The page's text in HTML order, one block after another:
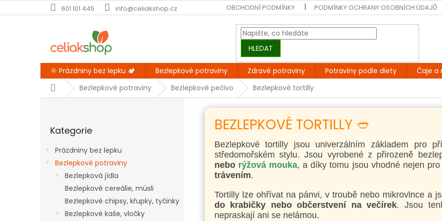
na
601 101 445 info@celiakshop.cz OBCHODNÍ PODMÍNKY PODMÍNKY OCHRANY OSOBNÍCH ÚDAJŮ
HLEDAT
🌞 Prázdniny bez lepku 🏕️ Bezlepkové potraviny Zdravé potraviny Potraviny podle diety Čaje a
DomůBezlepkové potraviny Bezlepkové pečivo Bezlepkové tortilly
kategorie
Kategorie
Prázdniny bez lepku
Bezlepkové potraviny
Bezlepková jídla
Bezlepkové cereálie, müsli
Bezlepkové chipsy, křupky, tyčinky
Bezlepkové kaše, vločky
BEZLEPKOVÉ TORTILLY 🥙
Bezlepkové tortilly jsou univerzálním základem pro
středomořském stylu. Jsou vyrobené z přirozeně
neborýžová mouka, a díky tomu jsou vhodné nejen
trávením.
Tortilly lze ohřívat na pánvi, v troubě nebo mikrovlnce a
do krabičky nebo občerstvení na večírek. Jsou
nepraskají ani se nelámou.